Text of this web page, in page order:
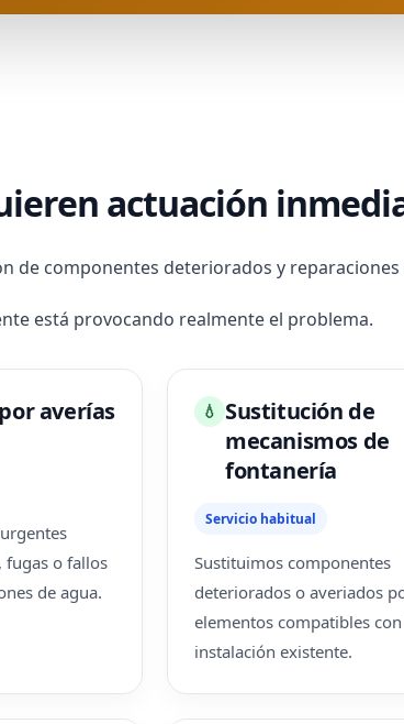
actuación
de componentes deteriorados y
está provocando realmente el problema.
averías
fugas o fallos
de agua.
💧 Sustitución de
mecanismos de
fontanería
Servicio habitual
Sustituimos componentes
deteriorados o averiados
elementos compatibles
instalación existente.